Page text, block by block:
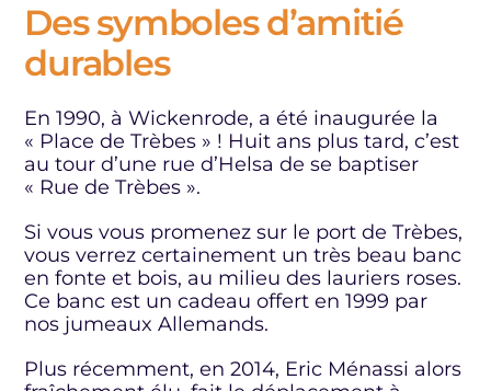
Des symboles d’amitié
durables
En 1990, à Wickenrode, a été inaugurée la
« Place de Trèbes » ! Huit ans plus tard, c’est
au tour d’une rue d’Helsa de se baptiser
« Rue de Trèbes ».
Si vous vous promenez sur le port de Trèbes,
vous verrez certainement un très beau banc
en fonte et bois, au milieu des lauriers roses.
Ce banc est un cadeau offert en 1999 par
nos jumeaux Allemands.
Plus récemment, en 2014, Eric Ménassi alors